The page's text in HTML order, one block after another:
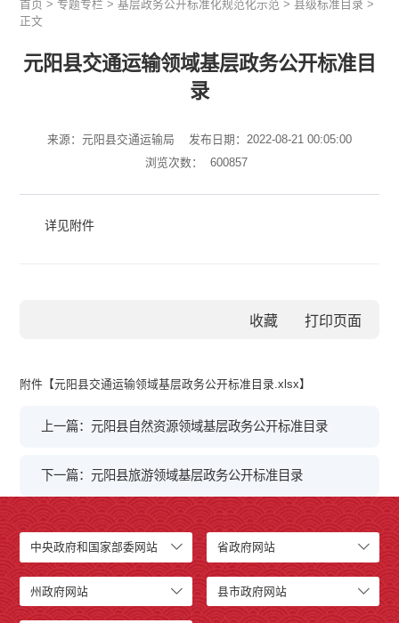
首页 >专题专栏 >基层政务公开标准化规范化示范 >县级标准目录 >
正文
元阳县交通运输领域基层政务公开标准目
录
来源：元阳县交通运输局
发布日期：2022-08-21 00:05:00
浏览次数：
600857
详见附件
收藏
附件【元阳县交通运输领域基层政务公开标准目录.xlsx】
上一篇：元阳县自然资源领域基层政务公开标准目录
下一篇：元阳县旅游领域基层政务公开标准目录
中央政府和国家部委网站 省政府网站
州政府网站 县市政府网站